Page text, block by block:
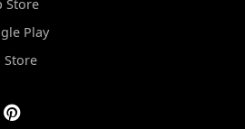
Store
Play
Store